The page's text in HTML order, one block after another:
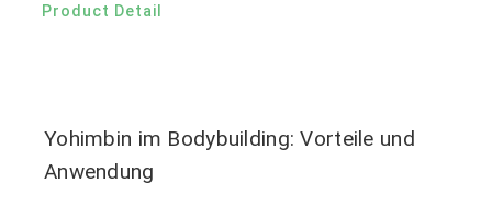
Product Detail
Yohimbin im Bodybuilding: Vorteile und
Anwendung